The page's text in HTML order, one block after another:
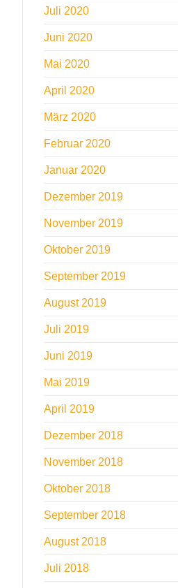
Juli 2020
Juni 2020
Mai 2020
April 2020
März 2020
Februar 2020
Januar 2020
Dezember 2019
November 2019
Oktober 2019
September 2019
August 2019
Juli 2019
Juni 2019
Mai 2019
April 2019
Dezember 2018
November 2018
Oktober 2018
September 2018
August 2018
Juli 2018